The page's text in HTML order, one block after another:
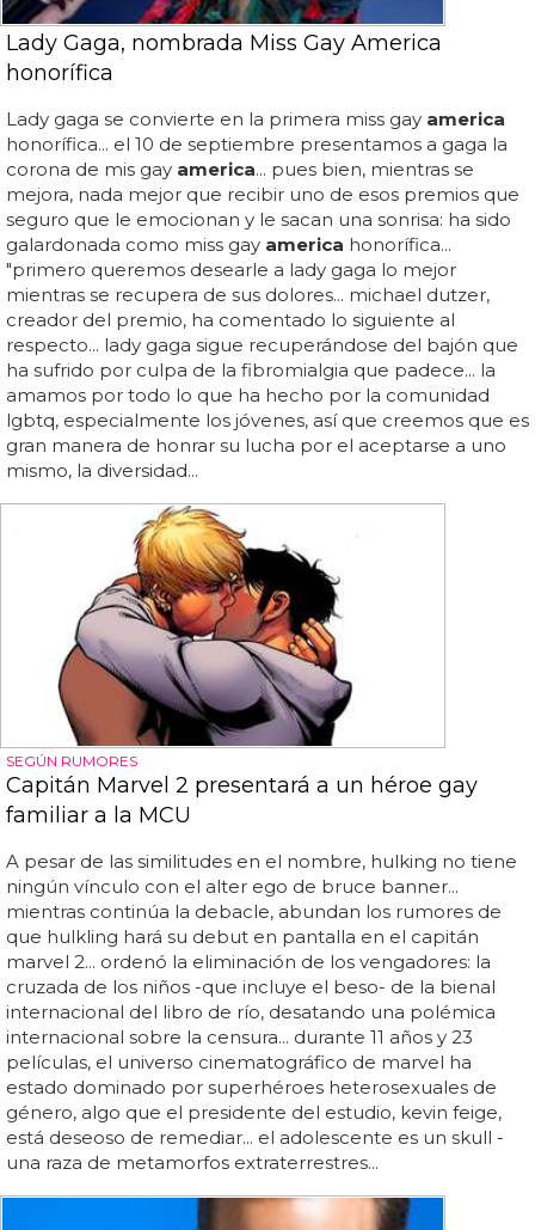
Lady Gaga, nombrada Miss Gay America
honorífica
Lady gaga se convierte en la primera miss gay america
honorífica... el 10 de septiembre presentamos a gaga la
corona de mis gay america... pues bien, mientras se
mejora, nada mejor que recibir uno de esos premios que
seguro que le emocionan y le sacan una sonrisa: ha sido
galardonada como miss gay america honorífica...
"primero queremos desearle a lady gaga lo mejor
mientras se recupera de sus dolores... michael dutzer,
creador del premio, ha comentado lo siguiente al
respecto... lady gaga sigue recuperándose del bajón que
ha sufrido por culpa de la fibromialgia que padece... la
amamos por todo lo que ha hecho por la comunidad
lgbtq, especialmente los jóvenes, así que creemos que es
gran manera de honrar su lucha por el aceptarse a uno
mismo, la diversidad...
SEGÚN RUMORES
Capitán Marvel 2 presentará a un héroe gay
familiar a la MCU
A pesar de las similitudes en el nombre, hulking no tiene
ningún vínculo con el alter ego de bruce banner...
mientras continúa la debacle, abundan los rumores de
que hulkling hará su debut en pantalla en el capitán
marvel 2... ordenó la eliminación de los vengadores: la
cruzada de los niños -que incluye el beso- de la bienal
internacional del libro de río, desatando una polémica
internacional sobre la censura... durante 11 años y 23
películas, el universo cinematográfico de marvel ha
estado dominado por superhéroes heterosexuales de
género, algo que el presidente del estudio, kevin feige,
está deseoso de remediar... el adolescente es un skull -
una raza de metamorfos extraterrestres...